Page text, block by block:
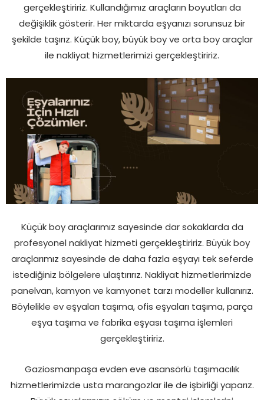
gerçekleştiririz. Kullandığımız araçların boyutları da
değişiklik gösterir. Her miktarda eşyanızı sorunsuz bir
şekilde taşırız. Küçük boy, büyük boy ve orta boy araçlar
ile nakliyat hizmetlerimizi gerçekleştiririz.
Küçük boy araçlarımız sayesinde dar sokaklarda da
profesyonel nakliyat hizmeti gerçekleştiririz. Büyük boy
araçlarımız sayesinde de daha fazla eşyayı tek seferde
istediğiniz bölgelere ulaştırırız. Nakliyat hizmetlerimizde
panelvan, kamyon ve kamyonet tarzı modeller kullanırız.
Böylelikle ev eşyaları taşıma, ofis eşyaları taşıma, parça
eşya taşıma ve fabrika eşyası taşıma işlemleri
gerçekleştiririz.
Gaziosmanpaşa evden eve asansörlü taşımacılık
hizmetlerimizde usta marangozlar ile de işbirliği yaparız.